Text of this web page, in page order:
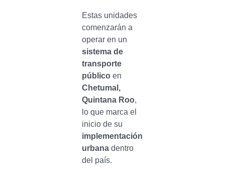
Estas unidades
comenzarán a
operar en un
sistema de
transporte
públicoen
Chetumal,
Quintana Roo,
lo que marca el
inicio de su
implementación
urbanadentro
del país.